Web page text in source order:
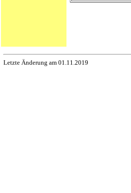
Letzte Änderung am 01.11.2019